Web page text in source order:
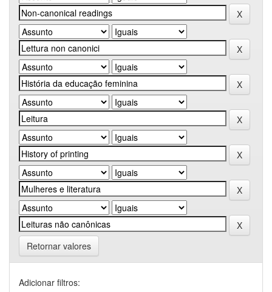
Retornar valores
Adicionar filtros: